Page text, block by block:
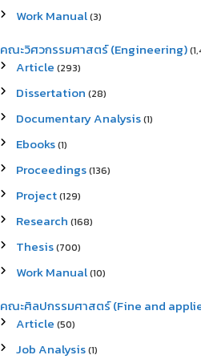
Work Manual(3)
คณะวิศวกรรมศาสตร์ (Engineering)
Article (293)
Dissertation (28)
Documentary Analysis(1)
Ebooks(1)
Proceedings(136)
Project(129)
Research (168)
Thesis(700)
Work Manual(10)
คณะศิลปกรรมศาสตร์ (Fine and
Article (50)
Job Analysis(1)